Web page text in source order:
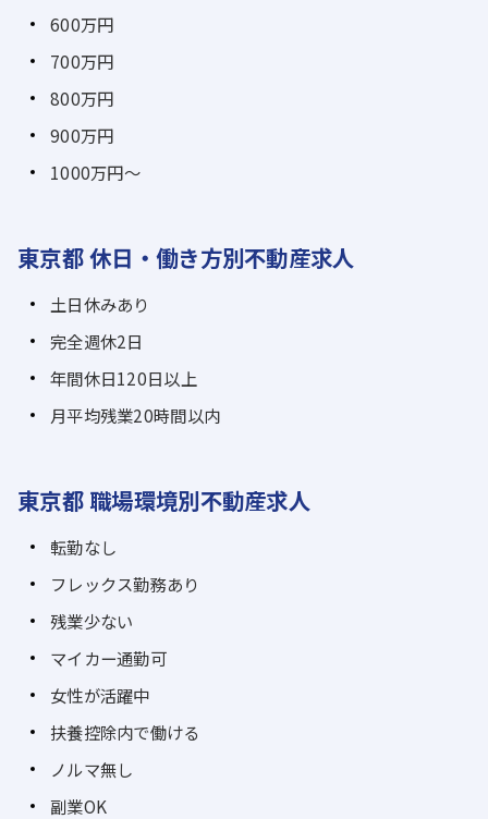
600万円
700万円
800万円
900万円
1000万円～
東京都 休日・働き方別不動産求人
土日休みあり
完全週休2日
年間休日120日以上
月平均残業20時間以内
東京都 職場環境別不動産求人
転勤なし
フレックス勤務あり
残業少ない
マイカー通勤可
女性が活躍中
扶養控除内で働ける
ノルマ無し
副業OK